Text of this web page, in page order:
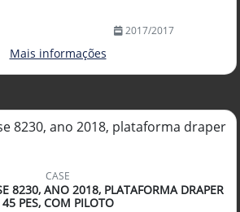
2017/2017
Mais informações
CASE
8230, ANO 2018, PLATAFORMA DRAPER
45 PES, COM PILOTO